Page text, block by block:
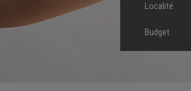
Localité
Budget